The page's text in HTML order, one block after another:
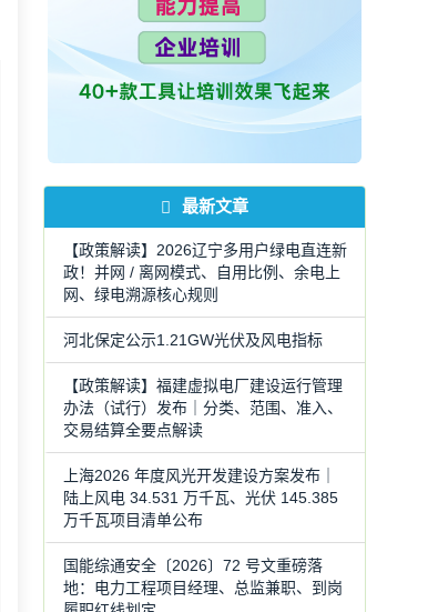
最新文章
【政策解读】2026辽宁多用户绿电直连新
政！并网 / 离网模式、自用比例、余电上
网、绿电溯源核心规则
河北保定公示1.21GW光伏及风电指标
【政策解读】福建虚拟电厂建设运行管理
办法（试行）发布｜分类、范围、准入、
交易结算全要点解读
上海2026 年度风光开发建设方案发布｜
陆上风电 34.531 万千瓦、光伏 145.385
万千瓦项目清单公布
国能综通安全〔2026〕72 号文重磅落
地：电力工程项目经理、总监兼职、到岗